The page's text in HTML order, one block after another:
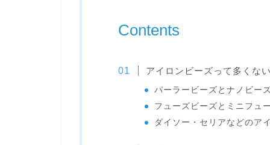
Contents
アイロンビーズって多くな
パーラービーズとナノビー
フューズビーズとミニフュ
ダイソー・セリアなどのア